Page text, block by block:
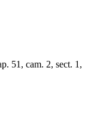
51, cam. 2, sect. 1,